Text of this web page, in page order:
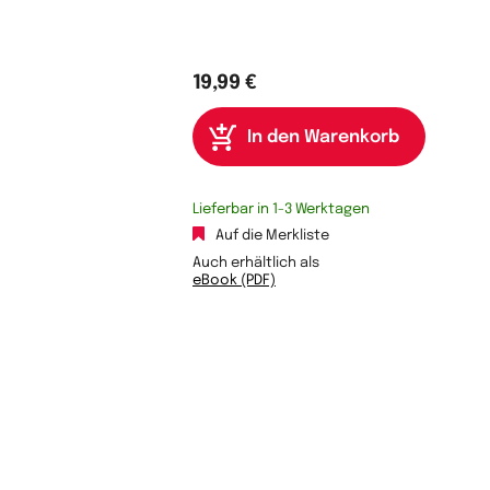
19,99 €
Lieferbar in 1-3 Werktagen
Auf die Merkliste
Auch erhältlich als
eBook (PDF)